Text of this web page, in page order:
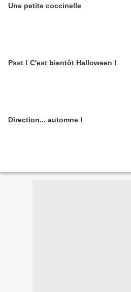
Une petite coccinelle
Psst ! C'est bientôt Halloween !
Direction... automne !